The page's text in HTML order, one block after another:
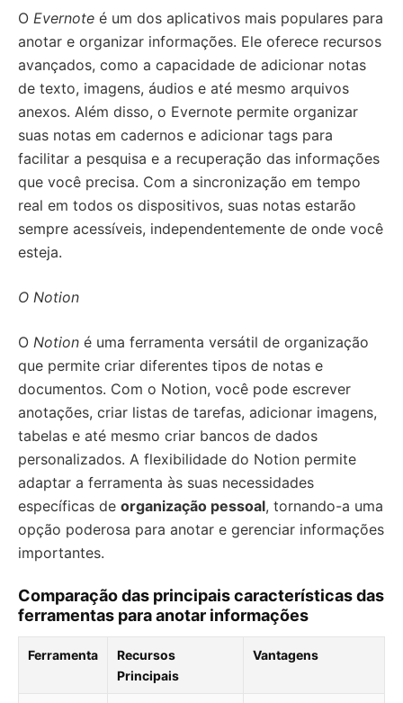
O Evernote é um dos aplicativos mais populares para
anotar e organizar informações. Ele oferece recursos
avançados, como a capacidade de adicionar notas
de texto, imagens, áudios e até mesmo arquivos
anexos. Além disso, o Evernote permite organizar
suas notas em cadernos e adicionar tags para
facilitar a pesquisa e a recuperação das informações
que você precisa. Com a sincronização em tempo
real em todos os dispositivos, suas notas estarão
sempre acessíveis, independentemente de onde você
esteja.
O Notion
O Notion é uma ferramenta versátil de organização
que permite criar diferentes tipos de notas e
documentos. Com o Notion, você pode escrever
anotações, criar listas de tarefas, adicionar imagens,
tabelas e até mesmo criar bancos de dados
personalizados. A flexibilidade do Notion permite
adaptar a ferramenta às suas necessidades
específicas de organização pessoal, tornando-a uma
opção poderosa para anotar e gerenciar informações
importantes.
Comparação das principais características das
ferramentas para anotar informações
Ferramenta
Recursos
Principais
Vantagens